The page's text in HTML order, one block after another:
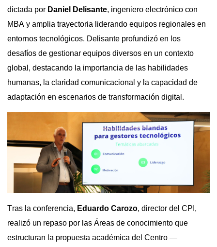
dictada por Daniel Delisante, ingeniero electrónico con
MBA y amplia trayectoria liderando equipos regionales en
entornos tecnológicos. Delisante profundizó en los
desafíos de gestionar equipos diversos en un contexto
global, destacando la importancia de las habilidades
humanas, la claridad comunicacional y la capacidad de
adaptación en escenarios de transformación digital.
Tras la conferencia, Eduardo Carozo, director del CPI,
realizó un repaso por las Áreas de conocimiento que
estructuran la propuesta académica del Centro —